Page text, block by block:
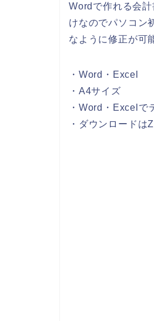
Wordで作れる会
けなのでパソコン
なように修正が可
・Word・Excel
・A4サイズ
・Word・Excelで
・ダウンロードは